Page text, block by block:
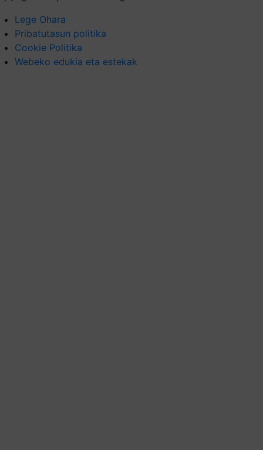
Lege Ohara
Pribatutasun politika
Cookie Politika
Webeko edukia eta estekak